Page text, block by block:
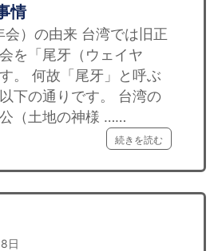
情
）の由来 台湾では旧正
を「尾牙（ウェイヤ
。 何故「尾牙」と呼ぶ
下の通りです。 台湾の
（土地の神様 ……
続きを読む
日